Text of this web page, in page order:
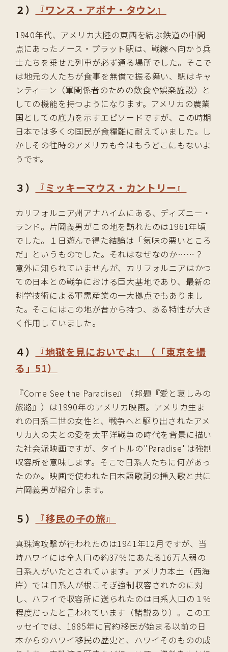
２） 『ワンス・アポナ・タウン』
1940年代、アメリカ大陸の東西を結ぶ鉄道の中間
点にあったノース・プラット駅は、戦線へ向かう兵
士たちを乗せた列車が必ず通る場所でした。そこで
は地元の人たちが食事を無償で振る舞い、駅はキャ
ンティーン（軍関係者のための飲食や娯楽施設）と
しての機能を持つようになります。アメリカの農業
国としての底力を示すエピソードですが、この時期
日本では多くの国民が食糧難に耐えていました。し
かしその往時のアメリカも今はもうどこにもないよ
うです。
３） 『ミッキーマウス・カントリー』
カリフォルニア州アナハイムにある、ディズニー・
ランド。片岡義男がこの地を訪れたのは1961年頃
でした。１日遊んで得た結論は「気味の悪いところ
だ」というものでした。それはなぜなのか……？
意外に知られていませんが、カリフォルニアはかつ
ての日本との戦争における巨大基地であり、最新の
科学技術による軍需産業の一大拠点でもありまし
た。そこにはこの地が昔から持つ、ある特性が大き
く作用していました。
４）
『地獄を見においでよ』（「東京を撮
る」51）
『Come See the Paradise』（邦題『愛と哀しみの
旅路』）は1990年のアメリカ映画。アメリカ生ま
れの日系二世の女性と、戦争へと駆り出されたアメ
リカ人の夫との愛を太平洋戦争の時代を背景に描い
た社会派映画ですが、タイトルの"Paradise"は強制
収容所を意味します。そこで日系人たちに何があっ
たのか。映画で使われた日本語歌詞の挿入歌と共に
片岡義男が紹介します。
５） 『移民の子の旅』
真珠湾攻撃が行われたのは1941年12月ですが、当
時ハワイには全人口の約37％にあたる16万人弱の
日系人がいたとされています。アメリカ本土（西海
岸）では日系人が根こそぎ強制収容されたのに対
し、ハワイで収容所に送られたのは日系人口の１％
程度だったと言われています（諸説あり）。このエ
ッセイでは、1885年に官約移民が始まる以前の日
本からのハワイ移民の歴史と、ハワイそのものの成